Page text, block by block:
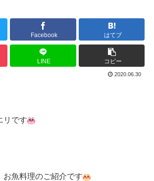
Facebook はてブ
LINE コピー
2020.06.30
リです
お魚料理のご紹介です